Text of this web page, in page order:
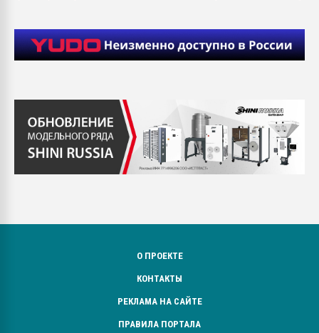
О ПРОЕКТЕ
КОНТАКТЫ
РЕКЛАМА НА САЙТЕ
ПРАВИЛА ПОРТАЛА